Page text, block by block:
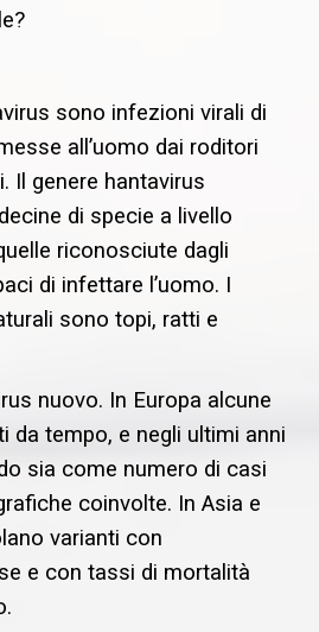
sono infezioni virali di
all’uomo dai roditori
Il genere hantavirus
di specie a livello
riconosciute dagli
di infettare l’uomo. I
sono topi, ratti e
nuovo. In Europa alcune
da tempo, e negli ultimi anni
sia come numero di casi
coinvolte. In Asia e
varianti con
e con tassi di mortalità